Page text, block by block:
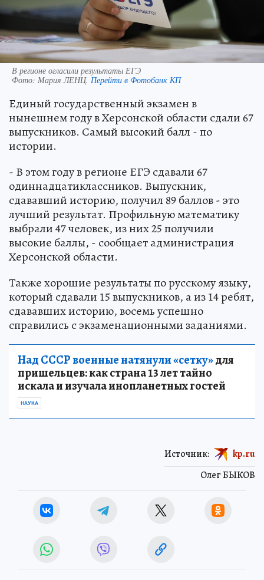
В регионе огласили результаты ЕГЭ
Фото: Мария ЛЕНЦ. Перейти в Фотобанк КП
Единый государственный экзамен в
нынешнем году в Херсонской области сдали 67
выпускников. Самый высокий балл - по
истории.
- В этом году в регионе ЕГЭ сдавали 67
одиннадцатиклассников. Выпускник,
сдававший историю, получил 89 баллов - это
лучший результат. Профильную математику
выбрали 47 человек, из них 25 получили
высокие баллы, - сообщает администрация
Херсонской области.
Также хорошие результаты по русскому языку,
который сдавали 15 выпускников, а из 14 ребят,
сдававших историю, восемь успешно
справились с экзаменационными заданиями.
Над СССР военные натянули «сетку»для
пришельцев: как страна 13 лет тайно
искала и изучала инопланетных гостей
НАУКА
Олег БЫКОВ
Источник: kp.ru